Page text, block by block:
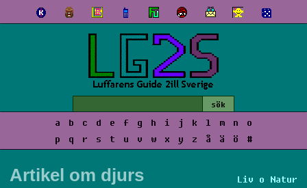
a b c d e f g h i j k l m n
o
p
q r s t u v w x y z å ä ö #
Liv o Natur
Artikel om djurs